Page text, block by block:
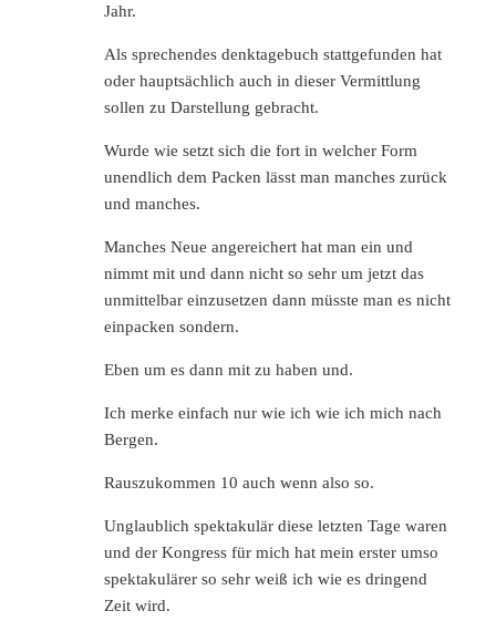
Jahr.
Als sprechendes denktagebuch stattgefunden hat
oder hauptsächlich auch in dieser Vermittlung
sollen zu Darstellung gebracht.
Wurde wie setzt sich die fort in welcher Form
unendlich dem Packen lässt man manches zurück
und manches.
Manches Neue angereichert hat man ein und
nimmt mit und dann nicht so sehr um jetzt das
unmittelbar einzusetzen dann müsste man es nicht
einpacken sondern.
Eben um es dann mit zu haben und.
Ich merke einfach nur wie ich wie ich mich nach
Bergen.
Rauszukommen 10 auch wenn also so.
Unglaublich spektakulär diese letzten Tage waren
und der Kongress für mich hat mein erster umso
spektakulärer so sehr weiß ich wie es dringend
Zeit wird.